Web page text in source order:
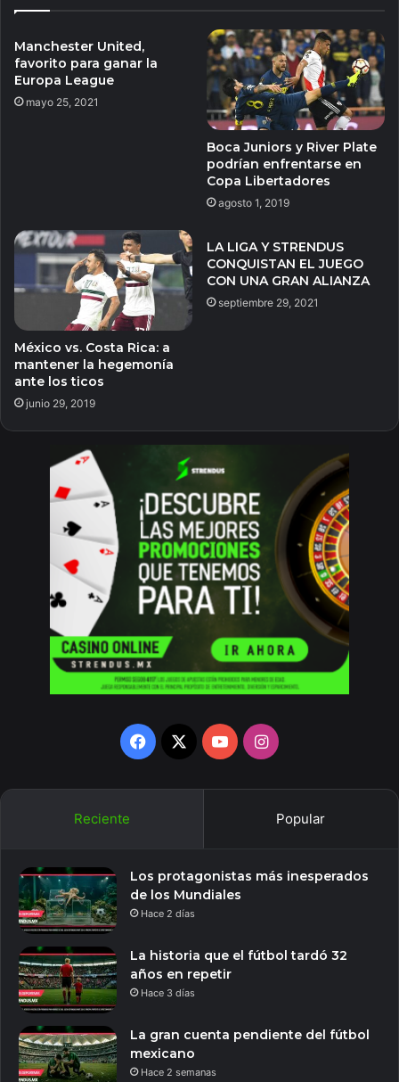
Manchester United,
favorito para ganar la
Europa League
mayo 25, 2021
Boca Juniors y River Plate
podrían enfrentarse en
Copa Libertadores
agosto 1, 2019
México vs. Costa Rica: a
mantener la hegemonía
ante los ticos
junio 29, 2019
LA LIGA Y STRENDUS
CONQUISTAN EL JUEGO
CON UNA GRAN ALIANZA
septiembre 29, 2021
Facebook
X YouTubeInstagram
Reciente Popular
Los protagonistas más inesperados
de los Mundiales
Hace 2 días
La historia que el fútbol tardó 32
años en repetir
Hace 3 días
La gran cuenta pendiente del fútbol
mexicano
Hace 2 semanas